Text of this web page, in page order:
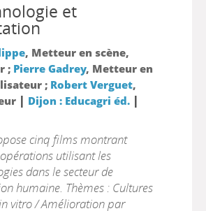
et
, Metteur en scène,
; Pierre Gadrey, Metteur en
; Robert Verguet,
| Dijon : Educagri éd.|
cinq films montrant
utilisant les
dans le secteur de
humaine. Thèmes : Cultures
vitro / Amélioration par